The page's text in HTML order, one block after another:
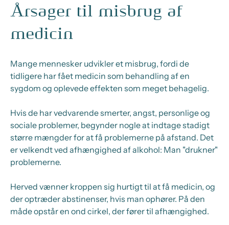
Årsager til misbrug af
medicin
Mange mennesker udvikler et misbrug, fordi de
tidligere har fået medicin som behandling af en
sygdom og oplevede effekten som meget behagelig.
Hvis de har vedvarende smerter, angst, personlige og
sociale problemer, begynder nogle at indtage stadigt
større mængder for at få problemerne på afstand. Det
er velkendt ved afhængighed af alkohol: Man "drukner"
problemerne.
Herved vænner kroppen sig hurtigt til at få medicin, og
der optræder abstinenser, hvis man ophører. På den
måde opstår en ond cirkel, der fører til afhængighed.